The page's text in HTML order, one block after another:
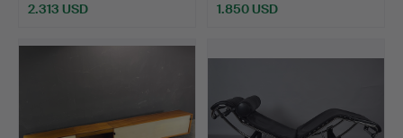
2.313 USD 1.850 USD